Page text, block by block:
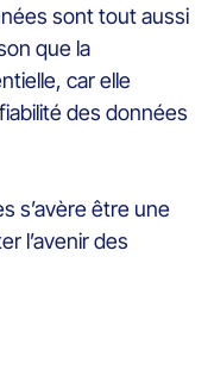
sont tout aussi
que la
car elle
des données
s’avère être une
l’avenir des